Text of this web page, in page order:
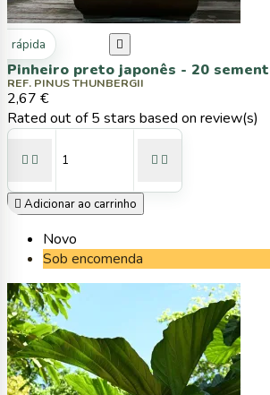
rápida 
Pinheiro preto japonês - 20
REF. PINUS THUNBERGII
2,67 €
Rated out of 5 stars based on review(s)
   
 Adicionar ao carrinho
Novo
Sob encomenda